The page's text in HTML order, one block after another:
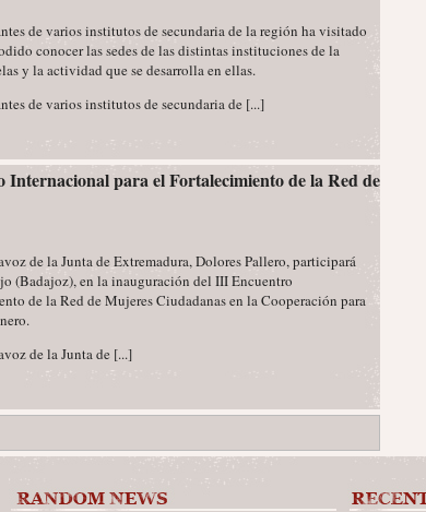
de varios institutos de secundaria de la región ha visitado
conocer las sedes de las distintas instituciones de la
y la actividad que se desarrolla en ellas.
de varios institutos de secundaria de [...]
para el Fortalecimiento de la Red de
de la Junta de Extremadura, Dolores Pallero, participará
(Badajoz), en la inauguración del III Encuentro
de la Red de Mujeres Ciudadanas en la Cooperación para
de la Junta de [...]